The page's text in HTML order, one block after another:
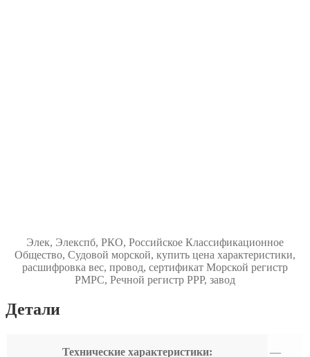
Элек, Элекспб, РКО, Российское Классификационное
Общество, Судовой морской, купить цена характеристики,
расшифровка вес, провод, сертификат Морской регистр
РМРС, Речной регистр РРР, завод
Детали
Технические характеристики: —